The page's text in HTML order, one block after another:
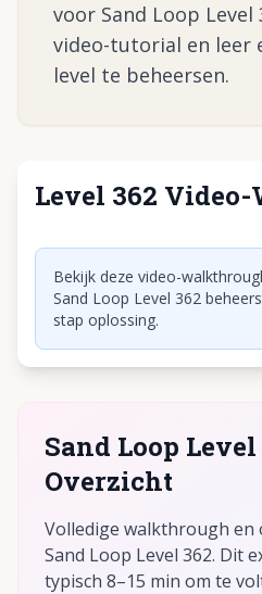
voor Sand Loop Level
video-tutorial en leer
level te beheersen.
Level 362Klik om video
Bekijk deze video-
Sand Loop Level 362
stap oplossing.
Sand Loop Level
Overzicht
Volledige walkthrough
Sand Loop Level 362. Dit
typisch 8–15 min om te